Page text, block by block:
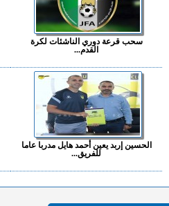
سحب قرعة دوري الناشئات لكرة
القدم...
الحسين إربد يعين أحمد هايل مدربا عاما
للفريق...